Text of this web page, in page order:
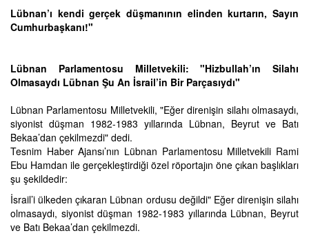
Lübnan’ı kendi gerçek düşmanının elinden kurtarın, Sayın
Cumhurbaşkanı!"
Lübnan Parlamentosu Milletvekili: "Hizbullah’ın Silahı
Olmasaydı Lübnan Şu An İsrail’in Bir Parçasıydı"
Lübnan Parlamentosu Milletvekili, "Eğer direnişin silahı olmasaydı,
siyonist düşman 1982-1983 yıllarında Lübnan, Beyrut ve Batı
Bekaa’dan çekilmezdi" dedi.
Tesnim Haber Ajansı’nın Lübnan Parlamentosu Milletvekili Rami
Ebu Hamdan ile gerçekleştirdiği özel röportajın öne çıkan başlıkları
şu şekildedir:
İsrail’i ülkeden çıkaran Lübnan ordusu değildi" Eğer direnişin silahı
olmasaydı, siyonist düşman 1982-1983 yıllarında Lübnan, Beyrut
ve Batı Bekaa’dan çekilmezdi.